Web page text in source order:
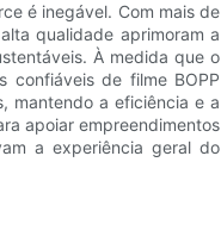
é inegável. Com mais de
qualidade aprimoram a
À medida que o
confiáveis ​​de filme BOPP
mantendo a eficiência e a
apoiar empreendimentos
a experiência geral do